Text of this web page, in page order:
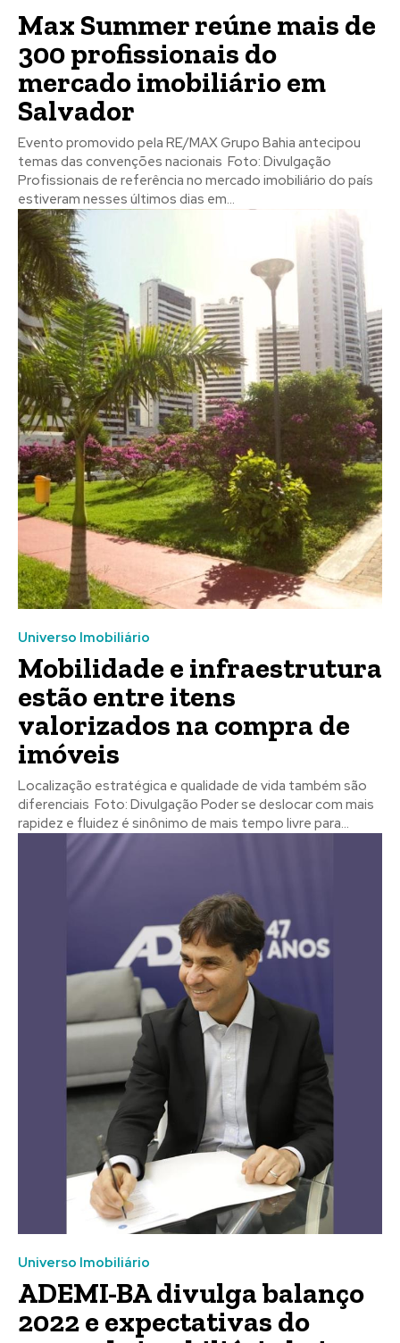
Max Summer reúne mais de
300 profissionais do
mercado imobiliário em
Salvador
Evento promovido pela RE/MAX Grupo Bahia antecipou
temas das convenções nacionais Foto: Divulgação
Profissionais de referência no mercado imobiliário do país
estiveram nesses últimos dias em...
Universo Imobiliário
Mobilidade e infraestrutura
estão entre itens
valorizados na compra de
imóveis
Localização estratégica e qualidade de vida também são
diferenciais Foto: Divulgação Poder se deslocar com mais
rapidez e fluidez é sinônimo de mais tempo livre para...
Universo Imobiliário
ADEMI-BA divulga balanço
2022 e expectativas do